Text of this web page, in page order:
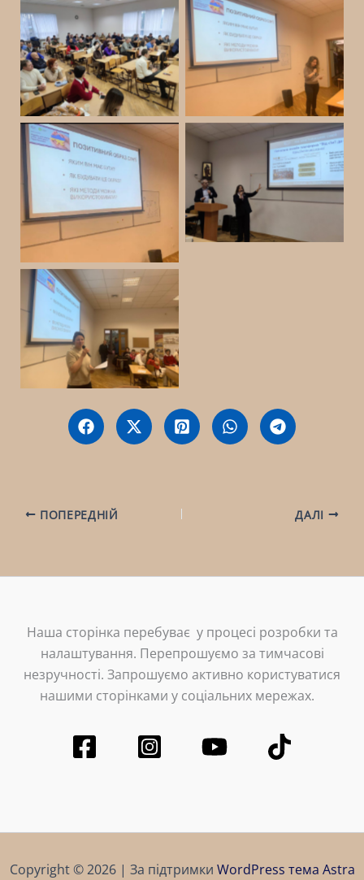
No Caption No Caption
No Caption
No Caption
No Caption
ПОПЕРЕДНІЙ ДАЛІ
Наша сторінка перебуває у процесі розробки та
налаштування. Перепрошуємо за тимчасові
незручності. Запрошуємо активно користуватися
нашими сторінками у соціальних мережах.
Copyright © 2026 | За підтримки WordPress тема Astra